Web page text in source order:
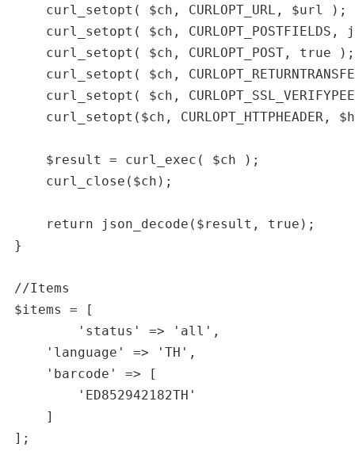
    curl_setopt( $ch, CURLOPT_URL, $url );
curl_setopt( $ch, CURLOPT_POSTFIELDS,
    curl_setopt( $ch, CURLOPT_POST, true );
curl_setopt( $ch,
curl_setopt( $ch,
curl_setopt($ch, CURLOPT_HTTPHEADER,
    $result = curl_exec( $ch );
    curl_close($ch);
    return json_decode($result, true);
}
//Items
$items = [
    'language' => 'TH',
    'barcode' => [
        'ED852942182TH'
    ]
];